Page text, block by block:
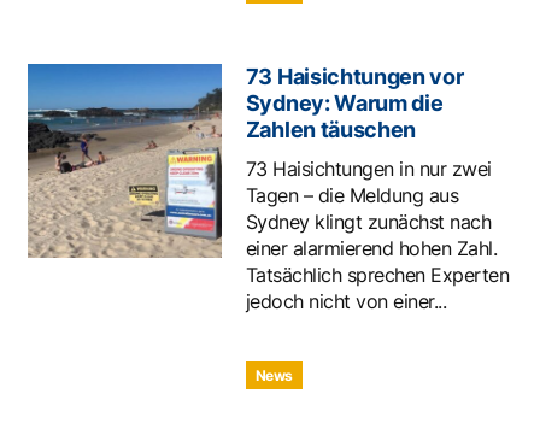
73 Haisichtungen vor
Sydney: Warum die
Zahlen täuschen
73 Haisichtungen in nur zwei
Tagen – die Meldung aus
Sydney klingt zunächst nach
einer alarmierend hohen Zahl.
Tatsächlich sprechen Experten
jedoch nicht von einer...
News